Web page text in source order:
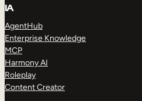
IA
AgentHub
Enterprise Knowledge
MCP
Harmony AI
Roleplay
Content Creator